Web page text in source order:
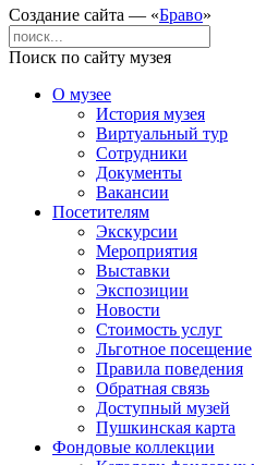
Создание сайта — «Браво»
Поиск по сайту музея
О музее
История музея
Виртуальный тур
Сотрудники
Документы
Вакансии
Посетителям
Экскурсии
Мероприятия
Выставки
Экспозиции
Новости
Стоимость услуг
Льготное посещение
Правила поведения
Обратная связь
Доступный музей
Пушкинская карта
Фондовые коллекции